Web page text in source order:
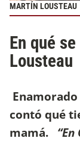
MARTÍN LOUSTEAU
En qué
Lousteau
contó qué
mamá.